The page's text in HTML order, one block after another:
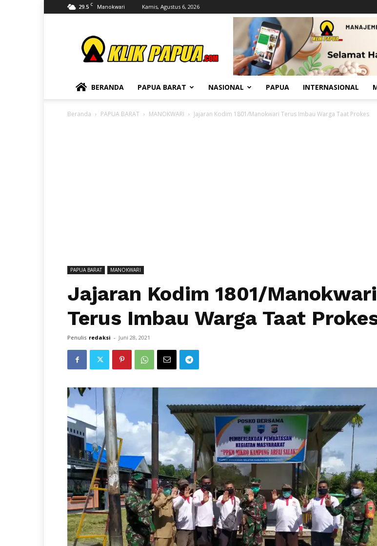
29.5 C Manokwari Kamis, Agustus 6, 2026
BERANDA PAPUA BARAT NASIONAL PAPUA INTERNASIONAL
Beranda PAPUA BARAT MANOKWARI Jajaran Kodim 1801/Manokwari Terus Imbau Warga Taat Prokes
PAPUA BARAT MANOKWARI
Jajaran Kodim 1801/Manokwari
Terus Imbau Warga Taat
Penulis redaksi - Juni 28, 2021